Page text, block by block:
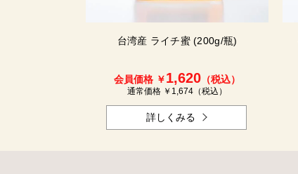
台湾産 ライチ蜜 (200g/瓶)
会員価格 ￥1,620 （税込）
通常価格 ￥ 1,674 （税込）
詳しくみる